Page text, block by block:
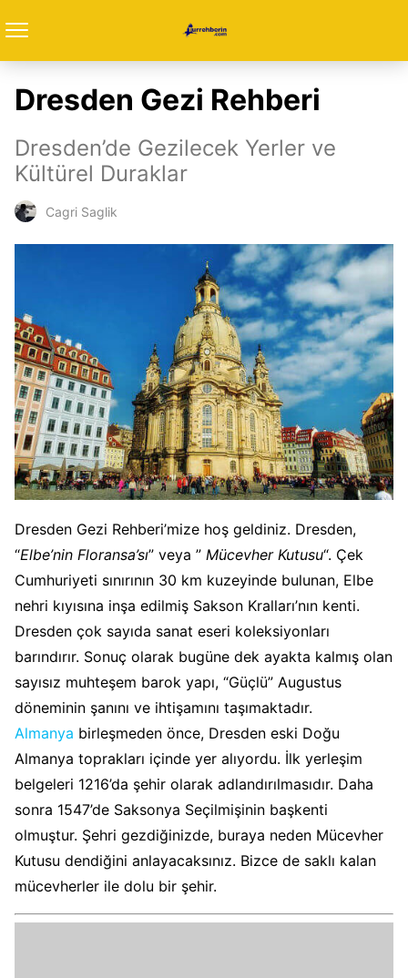
Dresden Gezi Rehberi
Dresden’de Gezilecek Yerler ve
Kültürel Duraklar
Cagri Saglik
Dresden Gezi Rehberi’mize hoş geldiniz. Dresden,
“Elbe’nin Floransa’sı” veya ” Mücevher Kutusu“. Çek
Cumhuriyeti sınırının 30 km kuzeyinde bulunan, Elbe
nehri kıyısına inşa edilmiş Sakson Kralları’nın kenti.
Dresden çok sayıda sanat eseri koleksiyonları
barındırır. Sonuç olarak bugüne dek ayakta kalmış olan
sayısız muhteşem barok yapı, “Güçlü” Augustus
döneminin şanını ve ihtişamını taşımaktadır.
Almanya birleşmeden önce, Dresden eski Doğu
Almanya toprakları içinde yer alıyordu. İlk yerleşim
belgeleri 1216’da şehir olarak adlandırılmasıdır. Daha
sonra 1547’de Saksonya Seçilmişinin başkenti
olmuştur. Şehri gezdiğinizde, buraya neden Mücevher
Kutusu dendiğini anlayacaksınız. Bizce de saklı kalan
mücevherler ile dolu bir şehir.